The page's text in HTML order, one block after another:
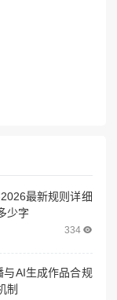
最新规则详细
少字
334
与AI生成作品合规
制